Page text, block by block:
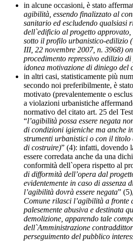
in alcune occasioni, è stato
agibilità, essendo finalizzato al
sanitario ed escludendo qualsiasi
dell`edificio al progetto
sotto il profilo urbanistico-edilizio
III, 22 novembre 2007, n. 3968)
procedimento repressivo edilizio
idonea motivazione di diniego del
in altri casi, statisticamente più
secondo noi preferibilmente, è
motivato (prevalentemente o
a violazioni urbanistiche
normativo del citato art. 25 del
“l’agibilità possa essere negata
di condizioni igieniche ma anche
strumenti urbanistici o con il titolo
di costruire)” (4): infatti, dovendo
essere corredata anche da una
conformità dell`opera rispetto al
di difformità dell’opera dal
evidentemente in caso di assenza
l’agibilità dovrà essere negata”
Comune rilasci l’agibilità a fronte
palesemente abusiva e destinata
demolizione, apparendo tale
dell`Amministrazione
perseguimento del pubblico